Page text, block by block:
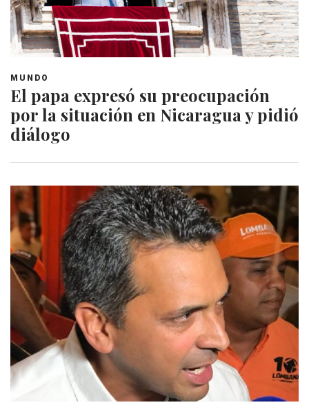
MUNDO
El papa expresó su preocupación
por la situación en Nicaragua y pidió
diálogo